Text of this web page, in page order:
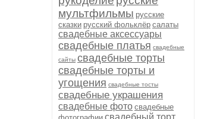
мультфильмы русские
сказки русский фольклёр салаты
свадебные аксессуары
свадебные платья свадебные
сайты свадебные торты
свадебные торты и
угощения свадебные тосты
свадебные украшения
свадебные фото свадебные
свадебный торт